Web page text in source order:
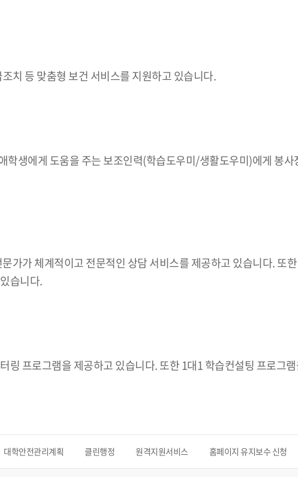
치 등 맞춤형 보건 서비스를 지원하고 있습니다.
학생에게 도움을 주는 보조인력(학습도우미/생활도우미)에게 봉
가가 체계적이고 전문적인 상담 서비스를 제공하고 있습니다. 또
습니다.
링 프로그램을 제공하고 있습니다. 또한 1대1 학습컨설팅 프로그
대학안전관리계획 클린행정 원격지원서비스 홈페이지 유지보수 신청